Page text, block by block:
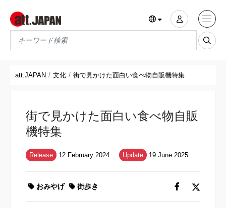
Translations title cont
att.JAPAN 文化 街で見かけた面白い食べ物自販機特集
街で見かけた面白い食べ物自販
機特集
Release 12 February 2024 Update 19 June 2025
おみやげ 街歩き